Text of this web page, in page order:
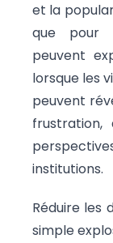
et la
que pour
peuvent
lorsque les
peuvent
frustration,
institutions.
Réduire les
simple